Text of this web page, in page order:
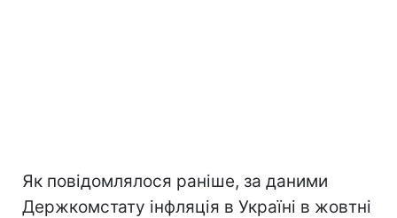
Як повідомлялося раніше, за даними
Держкомстату інфляція в Україні в жовтні